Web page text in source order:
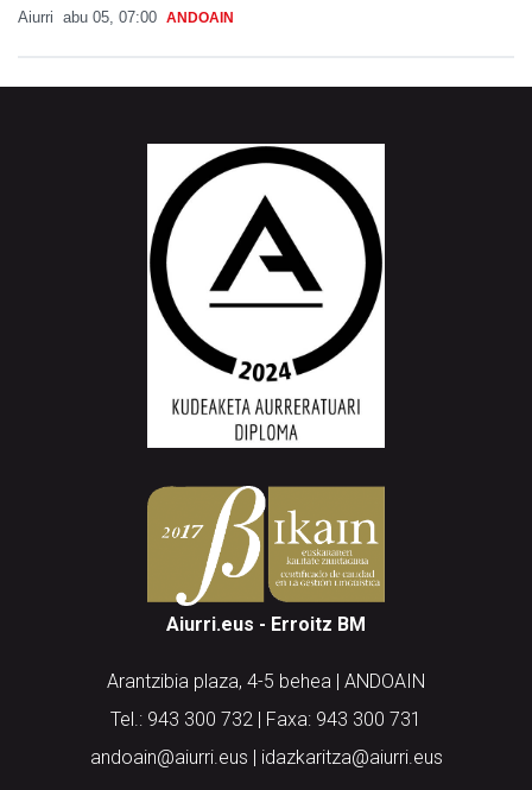
Aiurri abu 05, 07:00 ANDOAIN
Aiurri.eus - Erroitz BM
Arantzibia plaza, 4-5 behea | ANDOAIN
Tel.: 943 300 732 | Faxa: 943 300 731
andoain@aiurri.eus | idazkaritza@aiurri.eus